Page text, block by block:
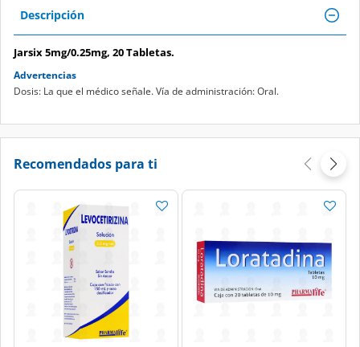
Descripción
Jarsix 5mg/0.25mg, 20 Tabletas.
Advertencias
Dosis: La que el médico señale. Vía de administración: Oral.
Recomendados para ti